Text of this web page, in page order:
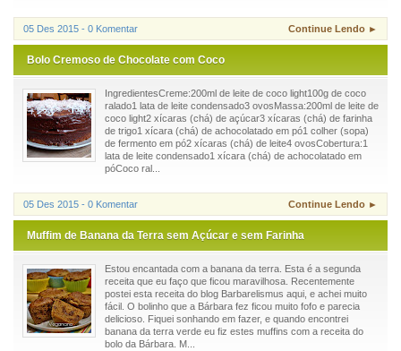
05 Des 2015 - 0 Komentar Continue Lendo ►
Bolo Cremoso de Chocolate com Coco
IngredientesCreme:200ml de leite de coco light100g de coco
ralado1 lata de leite condensado3 ovosMassa:200ml de leite de
coco light2 xícaras (chá) de açúcar3 xícaras (chá) de farinha
de trigo1 xícara (chá) de achocolatado em pó1 colher (sopa)
de fermento em pó2 xícaras (chá) de leite4 ovosCobertura:1
lata de leite condensado1 xícara (chá) de achocolatado em
póCoco ral...
05 Des 2015 - 0 Komentar Continue Lendo ►
Muffim de Banana da Terra sem Açúcar e sem Farinha
Estou encantada com a banana da terra. Esta é a segunda
receita que eu faço que ficou maravilhosa. Recentemente
postei esta receita do blog Barbarelismus aqui, e achei muito
fácil. O bolinho que a Bárbara fez ficou muito fofo e parecia
delicioso. Fiquei sonhando em fazer, e quando encontrei
banana da terra verde eu fiz estes muffins com a receita do
bolo da Bárbara. M...